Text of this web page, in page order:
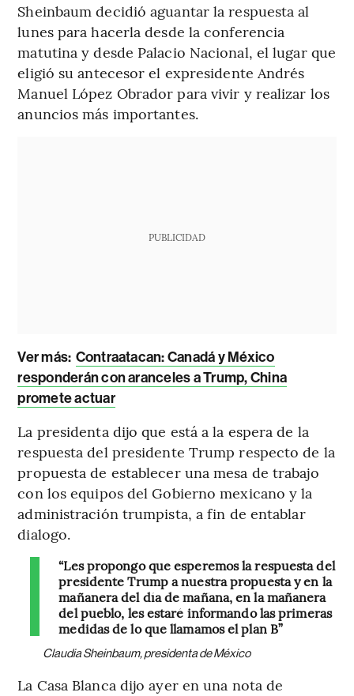
Sheinbaum decidió aguantar la respuesta al
lunes para hacerla desde la conferencia
matutina y desde Palacio Nacional, el lugar que
eligió su antecesor el expresidente Andrés
Manuel López Obrador para vivir y realizar los
anuncios más importantes.
PUBLICIDAD
Ver más: Contraatacan: Canadá y México
responderán con aranceles a Trump, China
promete actuar
La presidenta dijo que está a la espera de la
respuesta del presidente Trump respecto de la
propuesta de establecer una mesa de trabajo
con los equipos del Gobierno mexicano y la
administración trumpista, a fin de entablar
dialogo.
“Les propongo que esperemos la respuesta del
presidente Trump a nuestra propuesta y en la
mañanera del día de mañana, en la mañanera
del pueblo, les estaré informando las primeras
medidas de lo que llamamos el plan B”
Claudia Sheinbaum, presidenta de México
La Casa Blanca dijo ayer en una nota de